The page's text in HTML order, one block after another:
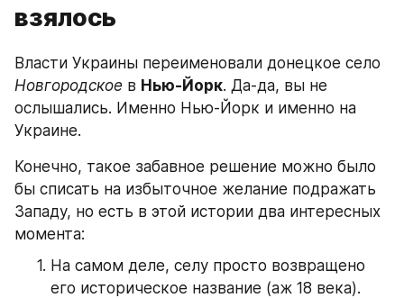
взялось
Новгородское в Нью-Йорк. Да-да, вы не
ослышались. Именно Нью-Йорк и именно на
Украине.
Конечно, такое забавное решение можно было
бы списать на избыточное желание подражать
Западу, но есть в этой истории два интересных
момента:
На самом деле, селу просто возвращено
его историческое название (аж 18 века).